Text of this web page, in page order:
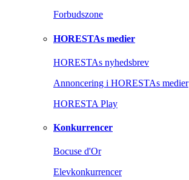
Forbudszone
HORESTAs medier
HORESTAs nyhedsbrev
Annoncering i HORESTAs medier
HORESTA Play
Konkurrencer
Bocuse d'Or
Elevkonkurrencer